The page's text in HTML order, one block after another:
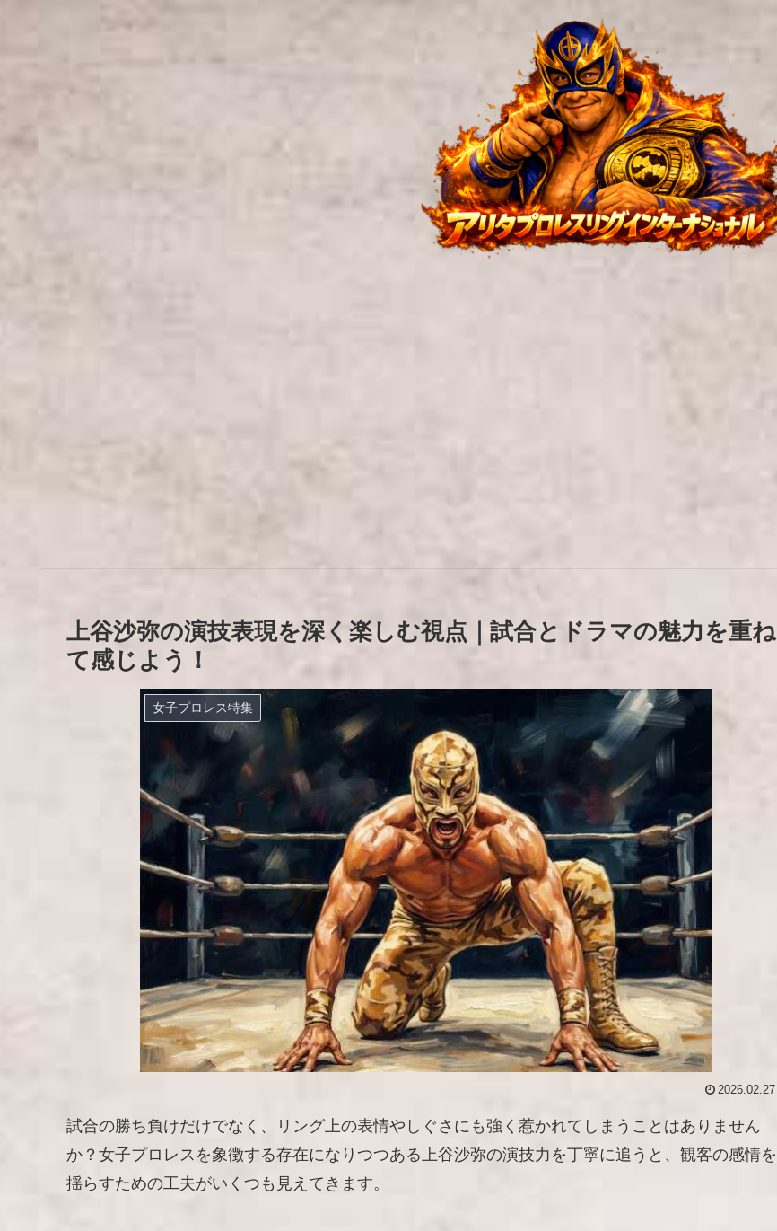
上谷沙弥の演技表現を深く楽しむ視点｜試合とドラマの魅力を重ね
て感じよう！
女子プロレス特集
2026.02.27
試合の勝ち負けだけでなく、リング上の表情やしぐさにも強く惹かれてしまうことはありません
か？女子プロレスを象徴する存在になりつつある上谷沙弥の演技力を丁寧に追うと、観客の感情を
揺らすための工夫がいくつも見えてきます。